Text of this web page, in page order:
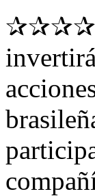
✰✰✰✰✰